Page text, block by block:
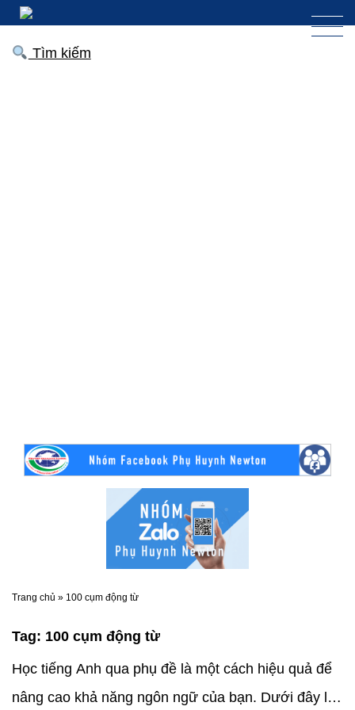
Tìm kiếm
Trang chủ » 100 cụm động từ
Tag: 100 cụm động từ
Học tiếng Anh qua phụ đề là một cách hiệu quả để
nâng cao khả năng ngôn ngữ của bạn. Dưới đây là